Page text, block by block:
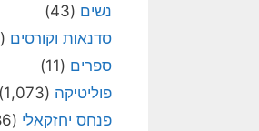
נשים (43)
סדנאות וקורסים (10)
ספרים (11)
פוליטיקה (1,073)
פנחס יחזקאלי (1,986)